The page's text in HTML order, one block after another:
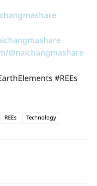
@naichangmashare
#REEs
REEs Technology